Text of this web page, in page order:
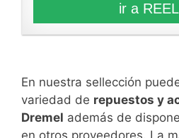
ir a
En nuestra sellección
variedad de repuestos y
Dremel además de